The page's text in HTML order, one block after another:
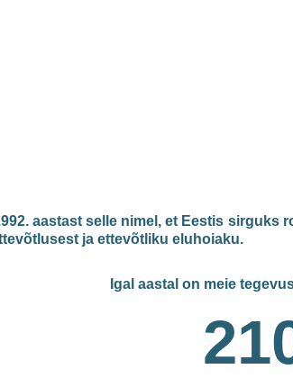
aastast selle nimel, et Eestis
ja ettevõtliku eluhoiaku.
Igal aastal on meie